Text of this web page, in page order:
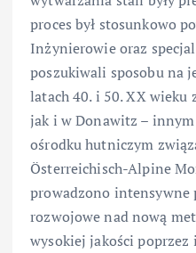
proces był stosunkowo
Inżynierowie oraz
poszukiwali sposobu na
latach 40. i 50. XX wieku
jak i w Donawitz –
ośrodku hutniczym
Österreichisch-Alpine
prowadzono intensywne
rozwojowe nad nową
wysokiej jakości